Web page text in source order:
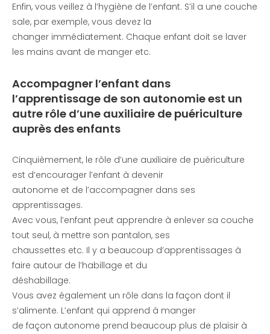
Enfin, vous veillez à l’hygiène de l’enfant. S’il a une couche
sale, par exemple, vous devez la
changer immédiatement. Chaque enfant doit se laver
les mains avant de manger etc.
Accompagner l’enfant dans
l’apprentissage de son autonomie est un
autre rôle d’une auxiliaire de puériculture
auprès des enfants
Cinquièmement, le rôle d’une auxiliaire de puériculture
est d’encourager l’enfant à devenir
autonome et de l’accompagner dans ses
apprentissages.
Avec vous, l’enfant peut apprendre à enlever sa couche
tout seul, à mettre son pantalon, ses
chaussettes etc. Il y a beaucoup d’apprentissages à
faire autour de l’habillage et du
déshabillage.
Vous avez également un rôle dans la façon dont il
s’alimente. L’enfant qui apprend à manger
de façon autonome prend beaucoup plus de plaisir à